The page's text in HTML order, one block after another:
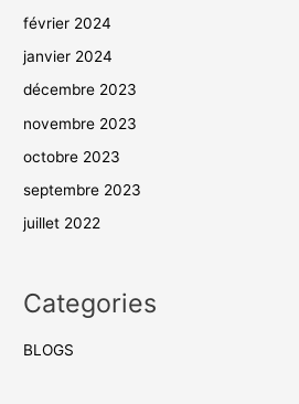
février 2024
janvier 2024
décembre 2023
novembre 2023
octobre 2023
septembre 2023
juillet 2022
Categories
BLOGS